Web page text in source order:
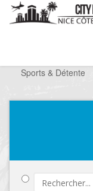
Sports & Détente